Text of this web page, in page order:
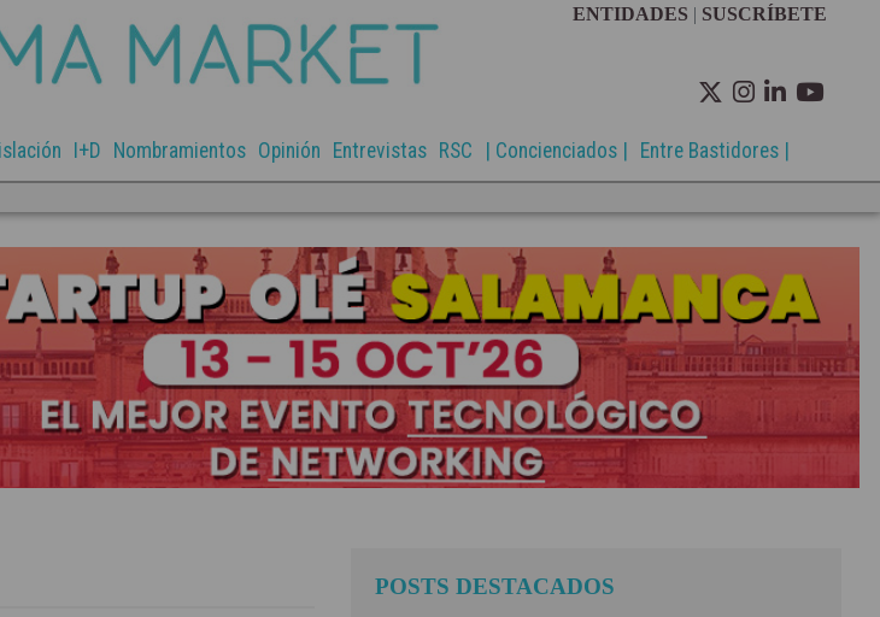
ENTIDADES | SUSCRÍBETE
I+D Nombramientos Opinión Entrevistas RSC | Concienciados | Entre Bastidores |
POSTS DESTACADOS